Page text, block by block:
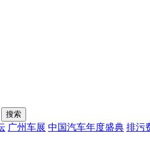
广州车展 中国汽车年度盛典 排污